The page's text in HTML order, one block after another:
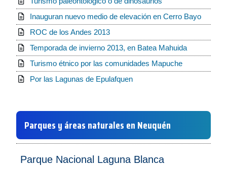
Inauguran nuevo medio de elevación en Cerro Bayo
ROC de los Andes 2013
Temporada de invierno 2013, en Batea Mahuida
Turismo étnico por las comunidades Mapuche
Por las Lagunas de Epulafquen
Parques y áreas naturales en Neuquén
Parque Nacional Laguna Blanca